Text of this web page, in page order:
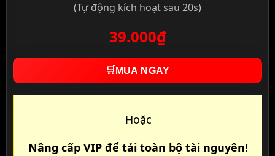
(Tự động kích hoạt sau 20s)
39.000₫
🛒 MUA NGAY
Hoặc
Nâng cấp VIP để tải toàn bộ tài nguyên!